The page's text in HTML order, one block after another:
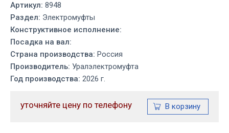
Артикул: 8948
Раздел: Электромуфты
Конструктивное исполнение:
Посадка на вал:
Страна производства: Россия
Производитель: Уралэлектромуфта
Год производства: 2026 г.
уточняйте цену по телефону